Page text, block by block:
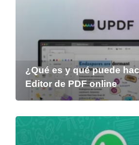
¿Qué es y qué puede
Editor de PDF online